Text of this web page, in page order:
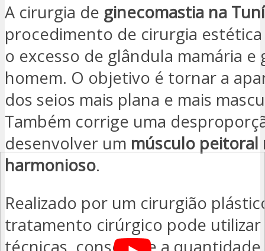
A cirurgia de ginecomastia na
procedimento de cirurgia
o excesso de glândula mamária
homem. O objetivo é tornar a
dos seios mais plana e mais
Também corrige uma
desenvolver um músculo peitoral
harmonioso.
Realizado por um cirurgião
tratamento cirúrgico pode utilizar
técnicas, consoante a